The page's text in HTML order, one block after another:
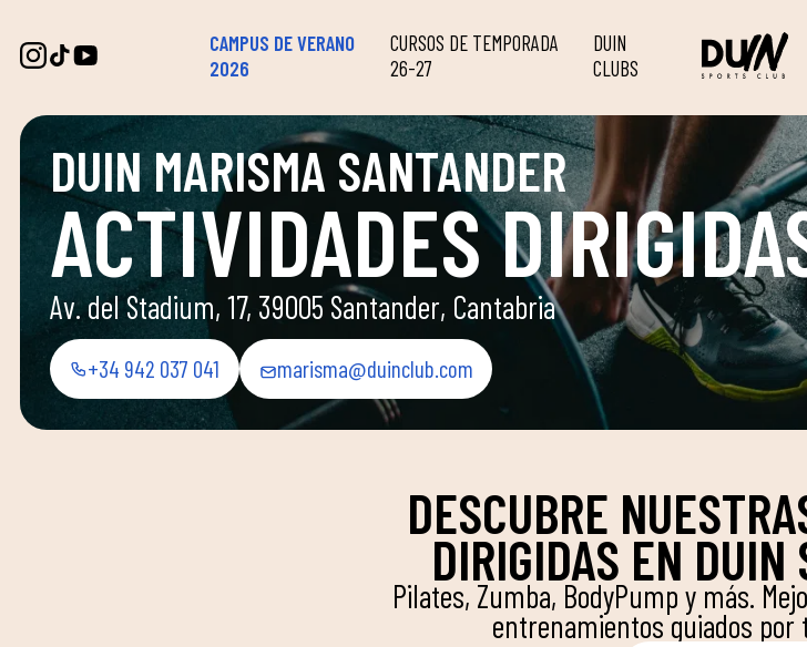
CAMPUS DE VERANO
2026
CURSOS DE TEMPORADA
26-27
DUIN
CLUBS
DUIN MARISMA SANTANDER
ACTIVIDADES
Av. del Stadium, 17, 39005 Santander, Cantabria
+34 942 037 041 marisma@duinclub.com
DESCUBRE
DIRIGIDAS EN DUIN
Pilates, Zumba, BodyPump y más.
entrenamientos guiados por